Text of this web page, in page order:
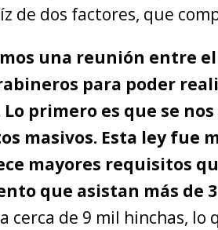
de dos factores, que
una reunión entre
para poder
primero es que se
masivos. Esta ley fue
mayores requisitos
que asistan más de
cerca de 9 mil hinchas, lo